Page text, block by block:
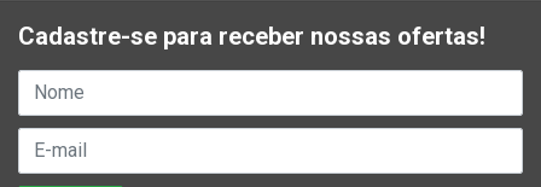
Cadastre-se para receber nossas ofertas!